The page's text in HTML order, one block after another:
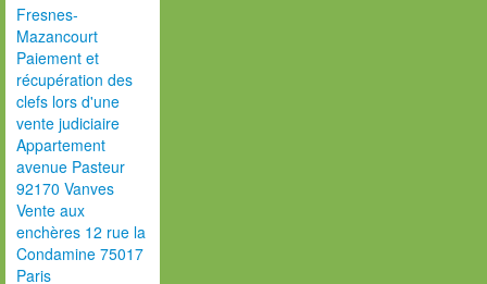
Fresnes-
Mazancourt
Paiement et
récupération des
clefs lors d'une
vente judiciaire
Appartement
avenue Pasteur
92170 Vanves
Vente aux
enchères 12 rue la
Condamine 75017
Paris